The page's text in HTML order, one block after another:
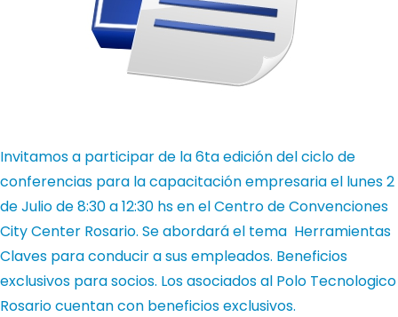
Invitamos a participar de la 6ta edición del ciclo de
conferencias para la capacitación empresaria el lunes 2
de Julio de 8:30 a 12:30 hs en el Centro de Convenciones
City Center Rosario. Se abordará el tema Herramientas
Claves para conducir a sus empleados. Beneficios
exclusivos para socios. Los asociados al Polo Tecnologico
Rosario cuentan con beneficios exclusivos.